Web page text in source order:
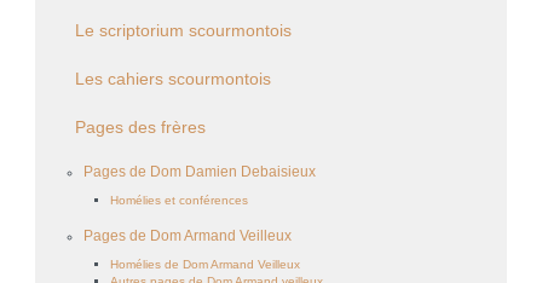
Le scriptorium scourmontois
Les cahiers scourmontois
Pages des frères
Pages de Dom Damien Debaisieux
Homélies et conférences
Pages de Dom Armand Veilleux
Homélies de Dom Armand Veilleux